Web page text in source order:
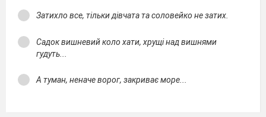
Затихло все, тільки дівчата та соловейко не затих.
Садок вишневий коло хати, хрущі над вишнями
гудуть...
А туман, неначе ворог, закриває море...